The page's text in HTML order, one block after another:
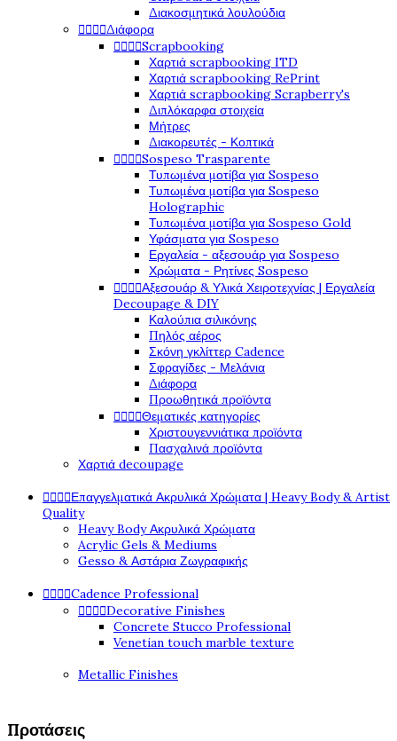
Διακοσμητικά λουλούδια
Διάφορα
Scrapbooking
Χαρτιά scrapbooking ITD
Χαρτιά scrapbooking RePrint
Χαρτιά scrapbooking Scrapberry's
Διπλόκαρφα στοιχεία
Μήτρες
Διακορευτές - Κοπτικά
Sospeso Trasparente
Τυπωμένα μοτίβα για Sospeso
Τυπωμένα μοτίβα για Sospeso
Holographic
Τυπωμένα μοτίβα για Sospeso Gold
Υφάσματα για Sospeso
Εργαλεία - αξεσουάρ για Sospeso
Χρώματα - Ρητίνες Sospeso
Αξεσουάρ & Υλικά Χειροτεχνίας | Εργαλεία
Decoupage & DIY
Καλούπια σιλικόνης
Πηλός αέρος
Σκόνη γκλίττερ Cadence
Σφραγίδες - Μελάνια
Διάφορα
Προωθητικά προϊόντα
Θεματικές κατηγορίες
Χριστουγεννιάτικα προϊόντα
Πασχαλινά προϊόντα
Χαρτιά decoupage
Επαγγελματικά Ακρυλικά Χρώματα | Heavy Body & Artist
Quality
Heavy Body Ακρυλικά Χρώματα
Acrylic Gels & Mediums
Gesso & Αστάρια Ζωγραφικής
Cadence Professional
Decorative Finishes
Concrete Stucco Professional
Venetian touch marble texture
Metallic Finishes
Προτάσεις